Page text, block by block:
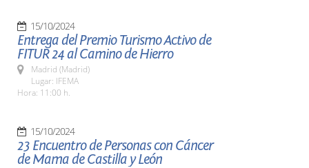
15/10/2024
Entrega del Premio Turismo Activo de
FITUR 24 al Camino de Hierro
Madrid (Madrid)
Lugar: IFEMA
Hora: 11:00 h.
15/10/2024
23 Encuentro de Personas con Cáncer
de Mama de Castilla y León